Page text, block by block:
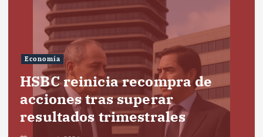
Economía
HSBC reinicia recompra de
acciones tras superar
resultados trimestrales